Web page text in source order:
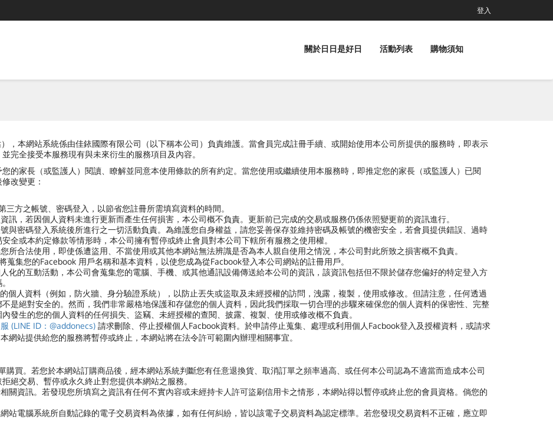
登入
關於日日是好日 活動列表 購物須知
，本網站系統係由佳銥國際有限公司（以下稱本公司）負責維護。當會員完成註冊手續、或開始使用本公司所提供的服務時，即表示
完全接受本服務現有與未來衍生的服務項目及內容。
的家長（或監護人）閱讀、瞭解並同意本使用條款的所有約定。當您使用或繼續使用本服務時，即推定您的家長（或監護人）已閱
改變更：
方之帳號、密碼登入，以節省您註冊所需填寫資料的時間。
訊，若因個人資料未進行更新而產生任何損害，本公司概不負責。更新前已完成的交易或服務仍係依照變更前的資訊進行。
與密碼登入系統後所進行之一切活動負責。為維護您自身權益，請您妥善保存並維持密碼及帳號的機密安全，若會員提供錯誤、過時
全或本約定條款等情形時，本公司擁有暫停或終止會員對本公司下轄所有服務之使用權。
所合法使用，即使係遭盜用、不當使用或其他本網站無法辨識是否為本人親自使用之情況，本公司對此所致之損害概不負責。
集您的Facebook 用戶名稱和基本資料，以使您成為從Facbook登入本公司網站的註冊用戶。
化的互動活動，本公司會蒐集您的電腦、手機、或其他通訊設備傳送給本公司的資訊，該資訊包括但不限於儲存您偏好的特定登入方
個人資料（例如，防火牆、身分驗證系統），以防止丟失或盜取及未經授權的訪問，洩露，複製，使用或修改。但請注意，任何透過
是絕對安全的。然而，我們非常嚴格地保護和存儲您的個人資料，因此我們採取一切合理的步驟來確保您的個人資料的保密性、完整
發生的您的個人資料的任何損失、盜竊、未經授權的查閱、披露、複製、使用或修改概不負責。
(LINE ID：@addonecs) 請求刪除、停止授權個人Facbook資料。於申請停止蒐集、處理或利用個人Facbook登入及授權資料，或請求
網站提供給您的服務將暫停或終止，本網站將在法令許可範圍內辦理相關事宜。
購買。若您於本網站訂購商品後，經本網站系統判斷您有任意退換貨、取消訂單之頻率過高、或任何本公司認為不適當而造成本公司
絕交易、暫停或永久終止對您提供本網站之服務。
關資訊。若發現您所填寫之資訊有任何不實內容或未經持卡人許可盜刷信用卡之情形，本網站得以暫停或終止您的會員資格。倘您的
站電腦系統所自動記錄的電子交易資料為依據，如有任何糾紛，皆以該電子交易資料為認定標準。若您發現交易資料不正確，應立即